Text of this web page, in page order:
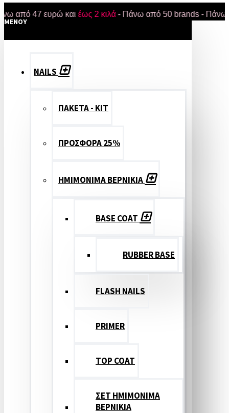
47 ευρώ καιέως 2 κιλά- Πάνω από 50 brands - Πάνω από
MENOY
NAILS
ΠΑΚΕΤΑ - ΚΙΤ
ΠΡΟΣΦΟΡΑ 25%
ΗΜΙΜΟΝΙΜΑ ΒΕΡΝΙΚΙΑ
BASE COAT
RUBBER BASE
FLASH NAILS
PRIMER
TOP COAT
ΣΕΤ ΗΜΙΜΟΝΙΜΑ
ΒΕΡΝΙΚΙΑ